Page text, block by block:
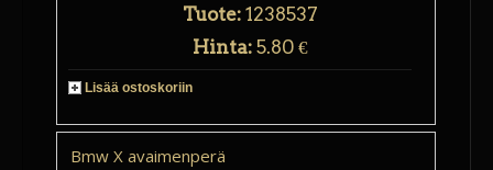
Tuote:1238537
Hinta:5.80 €
Lisää ostoskoriin
Bmw X avaimenperä